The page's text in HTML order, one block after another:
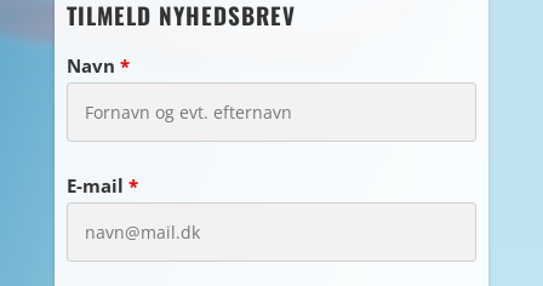
TILMELD NYHEDSBREV
Navn *
E-mail *